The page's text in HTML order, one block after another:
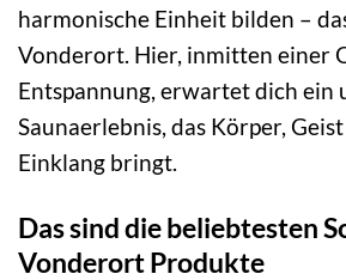
harmonische Einheit bilden –
Vonderort. Hier, inmitten einer
Entspannung, erwartet dich ein
Saunaerlebnis, das Körper,
Einklang bringt.
Das sind die beliebtesten
Vonderort Produkte